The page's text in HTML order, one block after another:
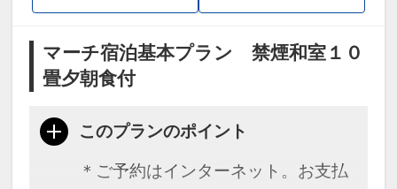
マーチ宿泊基本プラン 禁煙和室１０
畳夕朝食付
このプランのポイント
＊ご予約はインターネット。お支払